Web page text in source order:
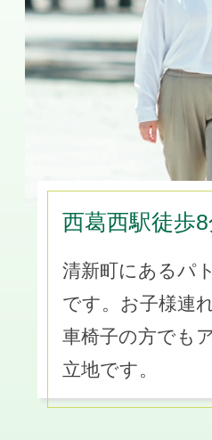
西葛西駅徒歩
清新町にあるパ
です。お子様連
車椅子の方でも
立地です。